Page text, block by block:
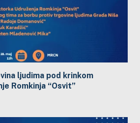
ljudima pod krinkom
Romkinja “Osvit”